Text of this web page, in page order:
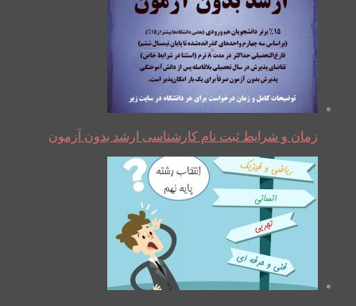
زمان و شرایط ثبت نام کارشناسی ارشد بدون آزمون